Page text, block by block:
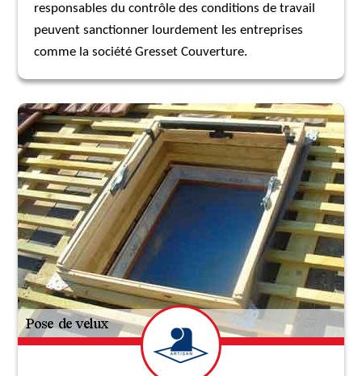
responsables du contrôle des conditions de travail
peuvent sanctionner lourdement les entreprises
comme la société Gresset Couverture.